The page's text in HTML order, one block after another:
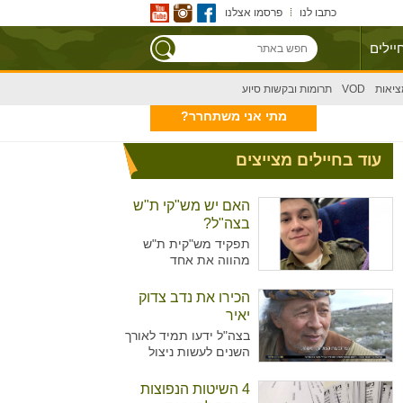
כתבו לנו פרסמו אצלנו
VOD תרומות ובקשות סיוע
מתי אני משתחרר?
עוד בחיילים מצייצים
האם יש מש"קי ת"ש
בצה"ל?
תפקיד מש"קית ת"ש
מהווה את אחד
יותר עם נשים מאשר
גברים בצה"ל. מדובר על
תפקיד המקביל לתפקיד
של עובדת סוציאלית
ויועצת בבתי הספר,
להכשיר גם גברים לאותו
הכירו את נדב צדוק
יאיר
בצה"ל ידעו תמיד לאורך
השנים לעשות ניצול
שלו ידע נרחב בתחומים
4 השיטות הנפוצות